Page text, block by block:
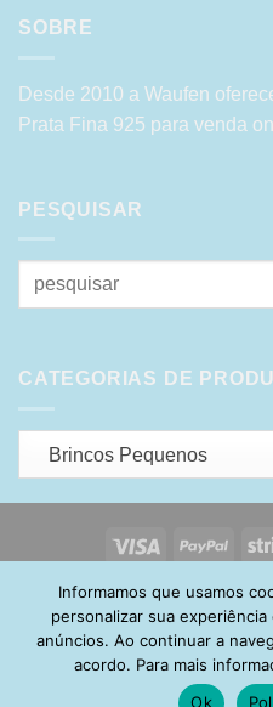
SOBRE
Desde 2010 a Waufen
Prata Fina 925 para venda
PESQUISAR
Pesquisar
por:
CATEGORIAS DE
Brincos Pequenos
Visa
HOME SOBRE POLÍTICA
TROCA E DEVOLUÇÃO
MINHA
Informamos que usamos
personalizar sua
anúncios. Ao continuar a
acordo. Para mais
Ok